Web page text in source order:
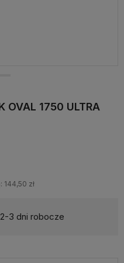
OVAL 1750 ULTRA
144,50 zł
2-3 dni robocze